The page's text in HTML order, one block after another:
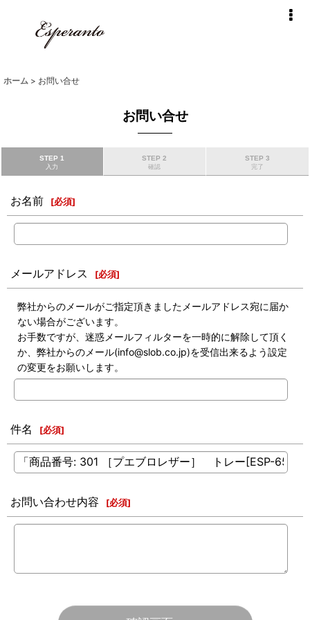
ホーム > お問い合せ
お問い合せ
STEP 1
入力
STEP 2
確認
STEP 3
完了
お名前 [必須]
メールアドレス [必須]
弊社からのメールがご指定頂きましたメールアドレス宛に届か
ない場合がございます。
お手数ですが、迷惑メールフィルターを一時的に解除して頂く
か、弊社からのメール(info@slob.co.jp)を受信出来るよう設定
の変更をお願いします。
件名 [必須]
お問い合わせ内容 [必須]